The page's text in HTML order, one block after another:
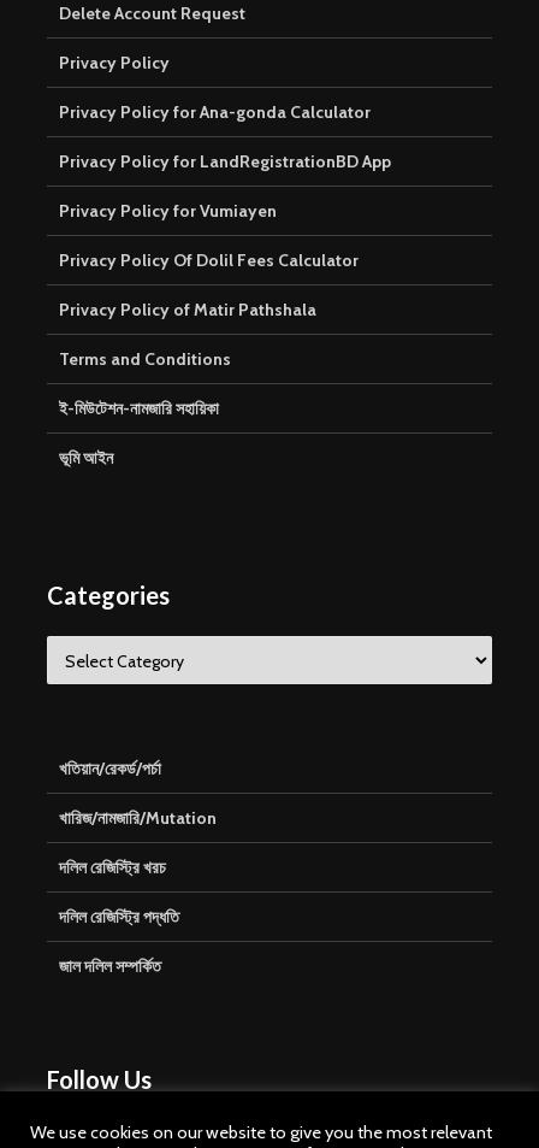
Delete Account Request
Privacy Policy
Privacy Policy for Ana-gonda Calculator
Privacy Policy for LandRegistrationBD App
Privacy Policy for Vumiayen
Privacy Policy Of Dolil Fees Calculator
Privacy Policy of Matir Pathshala
Terms and Conditions
ই-মিউটেশন-নামজারি সহায়িকা
ভূমি আইন
Categories
খতিয়ান/রেকর্ড/পর্চা
খারিজ/নামজারি/Mutation
দলিল রেজিস্ট্রি খরচ
দলিল রেজিস্ট্রি পদ্ধতি
জাল দলিল সম্পর্কিত
Follow Us
We use cookies on our website to give you the most relevant